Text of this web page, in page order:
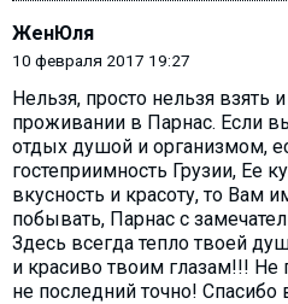
ЖенЮля
10 февраля 2017 19:27
Нельзя, просто нельзя взять
проживании в Парнас. Если
отдых душой и организмом,
гостеприимность Грузии, Ее
вкусность и красоту, то Вам
побывать, Парнас с
Здесь всегда тепло твоей
и красиво твоим глазам!!!
не последний точно!